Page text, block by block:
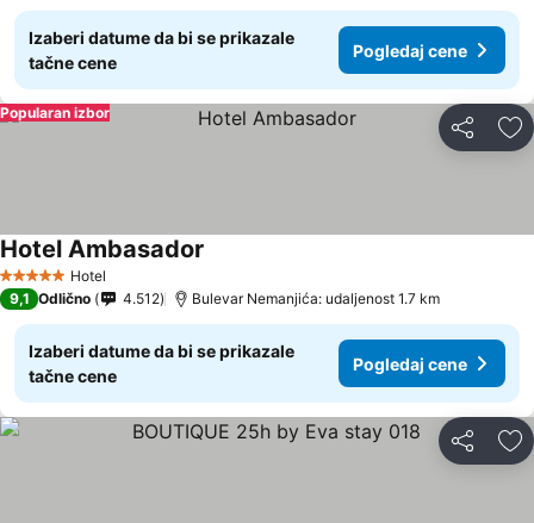
Izaberi datume da bi se prikazale
tačne cene
Pogledaj cene
Deli
Popularan izbor
5 ZvezdiceHotel
Hotel Ambasador
9,1 Odlično 4.512 Bulevar Nemanjića: udaljenost 1.7 km
Izaberi datume da bi se prikazale
tačne cene
Pogledaj cene
Deli